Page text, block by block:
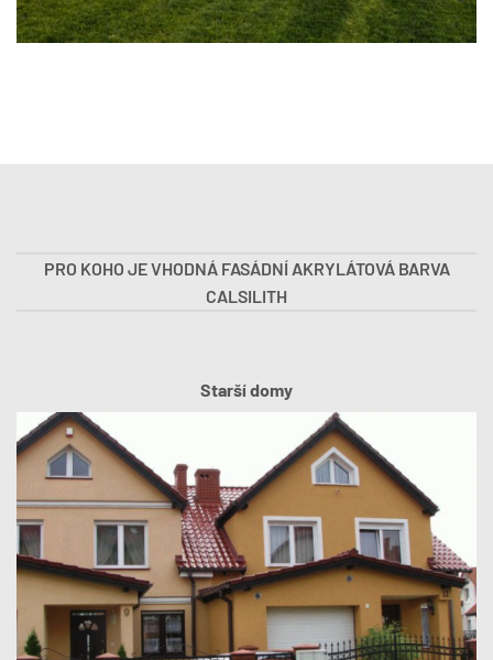
PRO KOHO JE VHODNÁ FASÁDNÍ AKRYLÁTOVÁ BARVA
CALSILITH
Starší domy